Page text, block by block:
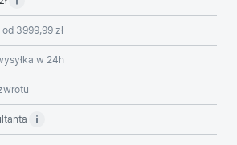
3999,99 zł
w 24h